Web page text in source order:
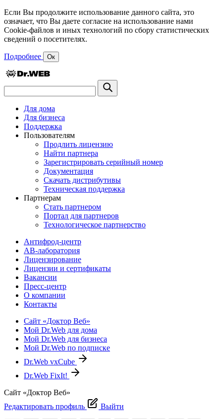
Если Вы продолжите использование данного сайта, это
означает, что Вы даете согласие на использование нами
Cookie-файлов и иных технологий по сбору статистических
сведений о посетителях.
Подробнее Ок
Для дома
Для бизнеса
Поддержка
Пользователям
Продлить лицензию
Найти партнера
Зарегистрировать серийный номер
Документация
Скачать дистрибутивы
Техническая поддержка
Партнерам
Стать партнером
Портал для партнеров
Технологическое партнерство
Антифрод-центр
АВ-лаборатория
Лицензирование
Лицензии и сертификаты
Вакансии
Пресс-центр
О компании
Контакты
Сайт «Доктор Веб»
Мой Dr.Web для дома
Мой Dr.Web для бизнеса
Мой Dr.Web по подписке
Dr.Web vxCube
Dr.Web FixIt!
Сайт «Доктор Веб»
Редактировать профиль
Выйти